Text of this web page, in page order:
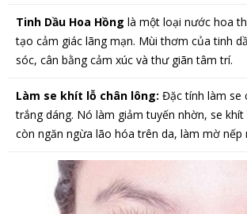
Tinh Dầu Hoa Hồng là một loại nước hoa
tạo cảm giác lãng mạn. Mùi thơm của tinh
sóc, cân bằng cảm xúc và thư giãn tâm trí.
Làm se khít lỗ chân lông: Đặc tính làm se
trắng dáng. Nó làm giảm tuyến nhờn, se
còn ngăn ngừa lão hóa trên da, làm mờ nếp